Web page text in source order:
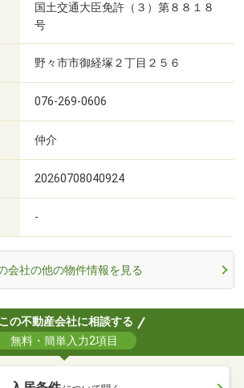
国土交通大臣免許（３）第８８１８
号
野々市市御経塚２丁目２５６
076-269-0606
仲介
20260708040924
-
会社の他の物件情報を見る
この不動産会社に相談する
無料・簡単入力2項目